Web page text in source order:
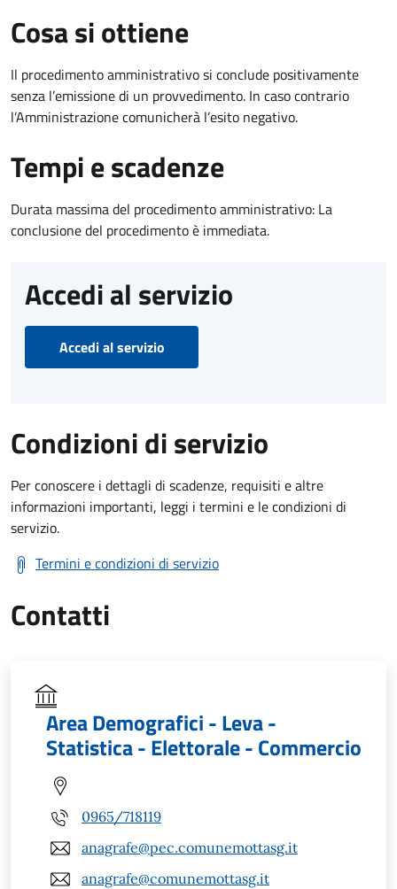
Cosa si ottiene
Il procedimento amministrativo si conclude positivamente
senza l’emissione di un provvedimento. In caso contrario
l’Amministrazione comunicherà l’esito negativo.
Tempi e scadenze
Durata massima del procedimento amministrativo: La
conclusione del procedimento è immediata.
Accedi al servizio
Accedi al servizio
Condizioni di servizio
Per conoscere i dettagli di scadenze, requisiti e altre
informazioni importanti, leggi i termini e le condizioni di
servizio.
Termini e condizioni di servizio
Contatti
Area Demografici - Leva -
Statistica - Elettorale - Commercio
0965/718119
anagrafe@pec.comunemottasg.it
anagrafe@comunemottasg.it